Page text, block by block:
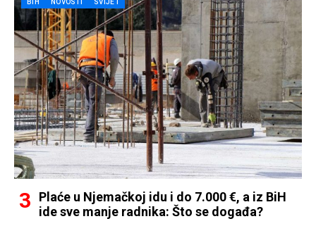
BIH NOVOSTI SVIJET
Plaće u Njemačkoj idu i do 7.000 €, a iz BiH
ide sve manje radnika: Što se događa?